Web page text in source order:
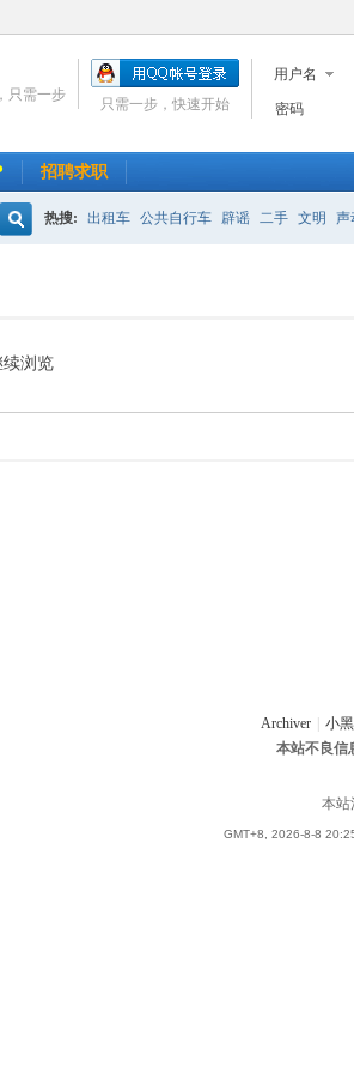
用户名
密码
只需一步，快速开始
只需一步
招聘求职
索
热搜: 出租车 公共自行车 辟谣 二手 文明 声
浏览
Archiver 小
本站不良信
本站
GMT+8, 2026-8-8